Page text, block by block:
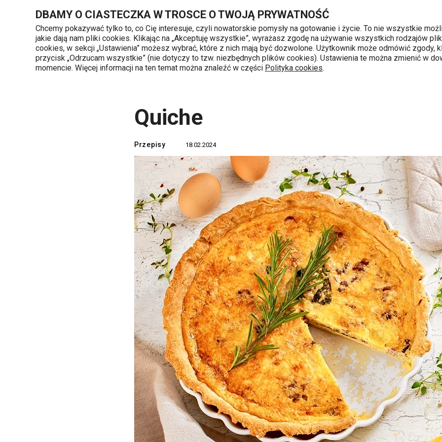
DBAMY O CIASTECZKA W TROSCE O TWOJĄ PRYWATNOŚĆ
Chcemy pokazywać tylko to, co Cię interesuje, czyli nowatorskie pomysły na gotowanie i życie. To nie wszystkie
jakie dają nam pliki cookies. Klikając na „Akceptuję wszystkie”, wyrażasz zgodę na używanie wszystkich rodzajów
cookies, w sekcji „Ustawienia” możesz wybrać, które z nich mają być dozwolone. Użytkownik może odmówić zgody,
przycisk „Odrzucam wszystkie” (nie dotyczy to tzw. niezbędnych plików cookies). Ustawienia te można zmienić w
momencie. Więcej informacji na ten temat można znaleźć w części Polityka cookies.
Przejdź do głównej zawartości
Przejdź do wyszukiwania
Przejdź do nawigacji
Kategorie produktów 720 809 700
Poniedziałek - piątek od 8 do 16
Quiche
Przepisy 18.02.2024